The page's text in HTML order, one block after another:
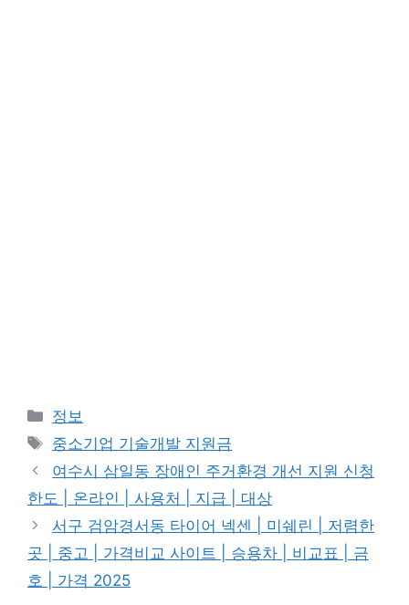
카
테
고
리
정보
태
그
중소기업 기술개발 지원금
여수시 삼일동 장애인 주거환경 개선 지원 신청
한도 | 온라인 | 사용처 | 지급 | 대상
서구 검암경서동 타이어 넥센 | 미쉐린 | 저렴한
곳 | 중고 | 가격비교 사이트 | 승용차 | 비교표 | 금
호 | 가격 2025